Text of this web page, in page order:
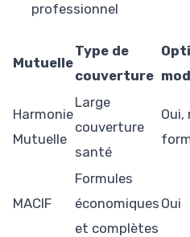
professionnel
Mutuelle
Type de
couverture
Harmonie
Mutuelle
Large
couverture
santé
MACIF
Formules
économiques
et complètes
Oui